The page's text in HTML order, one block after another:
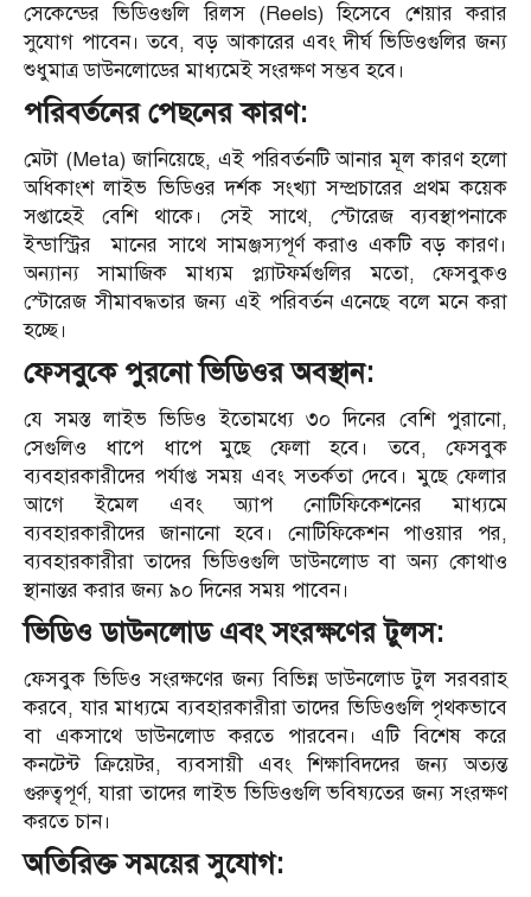
সেকেন্ডের ভিডিওগুলি রিলস (Reels) হিসেবে শেয়ার করার
সুযোগ পাবেন। তবে, বড় আকারের এবং দীর্ঘ ভিডিওগুলির জন্য
শুধুমাত্র ডাউনলোডের মাধ্যমেই সংরক্ষণ সম্ভব হবে।
পরিবর্তনের পেছনের কারণ:
মেটা (Meta) জানিয়েছে, এই পরিবর্তনটি আনার মূল কারণ হলো
অধিকাংশ লাইভ ভিডিওর দর্শক সংখ্যা সম্প্রচারের প্রথম কয়েক
সপ্তাহেই বেশি থাকে। সেই সাথে, স্টোরেজ ব্যবস্থাপনাকে
ইন্ডাস্ট্রির মানের সাথে সামঞ্জস্যপূর্ণ করাও একটি বড় কারণ।
অন্যান্য সামাজিক মাধ্যম প্ল্যাটফর্মগুলির মতো, ফেসবুকও
স্টোরেজ সীমাবদ্ধতার জন্য এই পরিবর্তন এনেছে বলে মনে করা
হচ্ছে।
ফেসবুকে পুরনো ভিডিওর অবস্থান:
যে সমস্ত লাইভ ভিডিও ইতোমধ্যে ৩০ দিনের বেশি পুরানো,
সেগুলিও ধাপে ধাপে মুছে ফেলা হবে। তবে, ফেসবুক
ব্যবহারকারীদের পর্যাপ্ত সময় এবং সতর্কতা দেবে। মুছে ফেলার
আগে ইমেল এবং অ্যাপ নোটিফিকেশনের মাধ্যমে
ব্যবহারকারীদের জানানো হবে। নোটিফিকেশন পাওয়ার পর,
ব্যবহারকারীরা তাদের ভিডিওগুলি ডাউনলোড বা অন্য কোথাও
স্থানান্তর করার জন্য ৯০ দিনের সময় পাবেন।
ভিডিও ডাউনলোড এবং সংরক্ষণের টুলস:
ফেসবুক ভিডিও সংরক্ষণের জন্য বিভিন্ন ডাউনলোড টুল সরবরাহ
করবে, যার মাধ্যমে ব্যবহারকারীরা তাদের ভিডিওগুলি পৃথকভাবে
বা একসাথে ডাউনলোড করতে পারবেন। এটি বিশেষ করে
কনটেন্ট ক্রিয়েটর, ব্যবসায়ী এবং শিক্ষাবিদদের জন্য অত্যন্ত
গুরুত্বপূর্ণ, যারা তাদের লাইভ ভিডিওগুলি ভবিষ্যতের জন্য সংরক্ষণ
করতে চান।
অতিরিক্ত সময়ের সুযোগ: